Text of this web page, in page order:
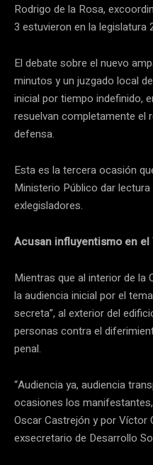
Rodrigo de la Rosa,
3 estuvieron en la legislatura
El debate sobre el nuevo
minutos y un juzgado local
inicial por tiempo indefinido,
resuelvan completamente el
defensa.
Esta es la tercera ocasión
Ministerio Público dar
exlegisladores.
Acusan influyentismo en
Mientras que al interior de la
la audiencia inicial por el
secreta”, al exterior del
personas contra el
penal.
“Audiencia ya, audiencia
ocasiones los
Oscar Castrejón y por Víctor
exsecretario de Desarrollo